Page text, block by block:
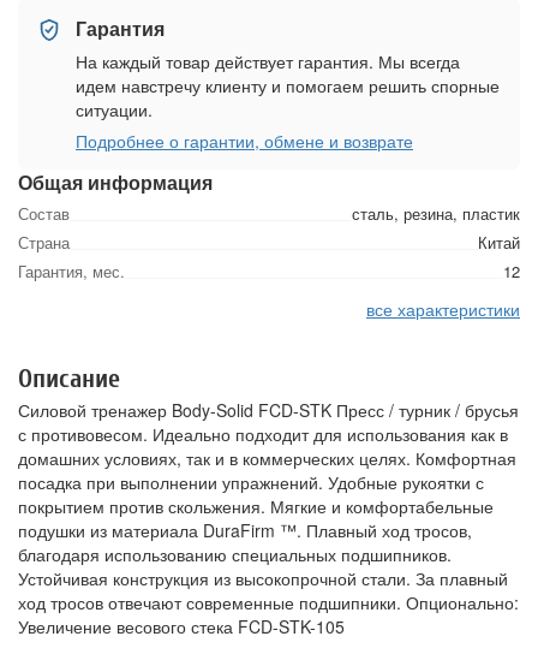
Общая информация
Состав
сталь, резина, пластик
Страна
Китай
Гарантия, мес.
12
все характеристики
Гарантия
На каждый товар действует гарантия. Мы всегда
идем навстречу клиенту и помогаем решить спорные
ситуации.
Подробнее о гарантии, обмене и возврате
Описание
Силовой тренажер Body-Solid FCD-STK Пресс / турник / брусья
с противовесом. Идеально подходит для использования как в
домашних условиях, так и в коммерческих целях. Комфортная
посадка при выполнении упражнений. Удобные рукоятки с
покрытием против скольжения. Мягкие и комфортабельные
подушки из материала DuraFirm ™. Плавный ход тросов,
благодаря использованию специальных подшипников.
Устойчивая конструкция из высокопрочной стали. За плавный
ход тросов отвечают современные подшипники. Опционально:
Увеличение весового стека FCD-STK-105